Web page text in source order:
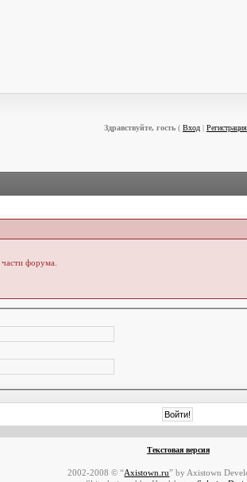
Здравствуйте, гость( Вход| Регистрация
форума.
Текстовая версия
2002-2008 © “Axistown.ru” by Axistown